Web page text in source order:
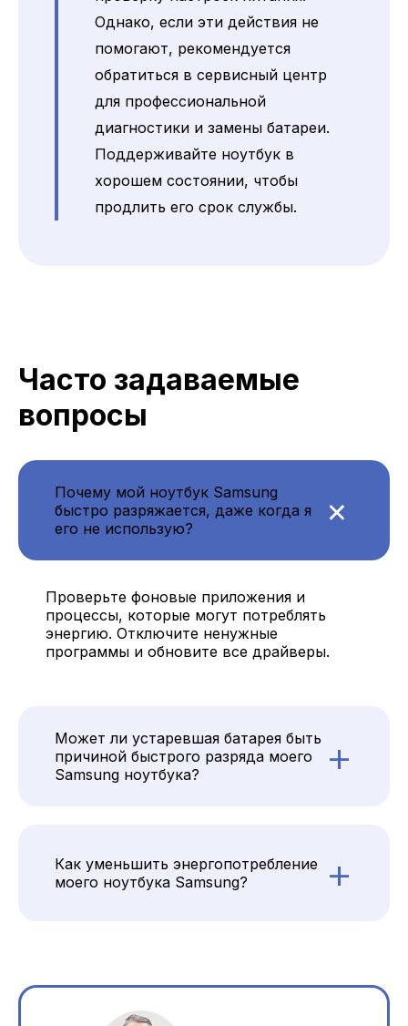
Однако, если эти действия не
помогают, рекомендуется
обратиться в сервисный центр
для профессиональной
диагностики и замены батареи.
Поддерживайте ноутбук в
хорошем состоянии, чтобы
продлить его срок службы.
Часто задаваемые
вопросы
Почему мой ноутбук Samsung
быстро разряжается, даже когда я
его не использую?
+
Проверьте фоновые приложения и
процессы, которые могут потреблять
энергию. Отключите ненужные
программы и обновите все драйверы.
Может ли устаревшая батарея быть
причиной быстрого разряда моего
Samsung ноутбука?
+
Как уменьшить энергопотребление
моего ноутбука Samsung?
+